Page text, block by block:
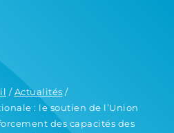
/Actualités /
: le soutien de l’Union
des capacités des